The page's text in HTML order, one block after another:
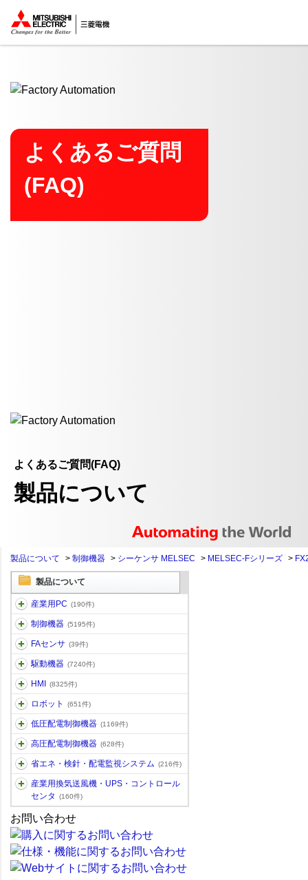
ここから本文
よくあるご質問
(FAQ)
よくあるご質問(FAQ)
製品について
製品について > 制御機器 > シーケンサ MELSEC > MELSEC-Fシリーズ >
製品について
産業用PC (190件)
制御機器 (5195件)
FAセンサ (39件)
駆動機器 (7240件)
HMI (8325件)
ロボット (651件)
低圧配電制御機器 (1169件)
高圧配電制御機器 (628件)
省エネ・検針・配電監視システム (216件)
産業用換気送風機・UPS・コントロール
センタ
(160件)
お問い合わせ